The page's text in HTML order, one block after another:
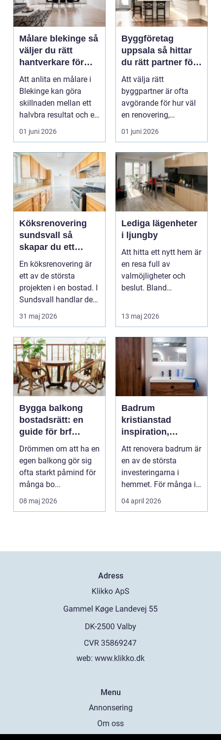
Målare blekinge så
väljer du rätt
hantverkare för
ditt projekt
Att anlita en målare i
Blekinge kan göra
skillnaden mellan ett
halvbra resultat och ett
hem eller en...
01 juni 2026
Byggföretag
uppsala så hittar
du rätt partner för
renovering och
ombyggnad
Att välja rätt
byggpartner är ofta
avgörande för hur väl
en renovering,
ombyggnad eller
tillbyggnad ...
01 juni 2026
Köksrenovering
sundsvall så
skapar du ett
hållbart och
funktionellt kök
En köksrenovering är
ett av de största
projekten i en bostad. I
Sundsvall handlar det
ofta om att ko...
31 maj 2026
Lediga lägenheter
i ljungby
Att hitta ett nytt hem är
en resa full av
valmöjligheter och
beslut. Bland
och sjö...
13 maj 2026
Bygga balkong
bostadsrätt: en
guide för brf
medlemmar
Drömmen om att ha en
egen balkong gör sig
ofta starkt påmind för
många bo...
08 maj 2026
Badrum
kristianstad
inspiration,
planering och
smarta val
Att renovera badrum är
en av de största
investeringarna i
hemmet. För många i
och runt Kristianstad ...
04 april 2026
Adress
web: www.klikko.dk
Menu
Annonsering
Om oss